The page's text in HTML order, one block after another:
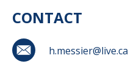
CONTACT
h.messier@live.ca